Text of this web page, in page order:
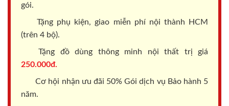
gói.
Tặng phụ kiện, giao miễn phí nội thành HCM
(trên 4 bộ).
Tặng đồ dùng thông minh nội thất trị giá
250.000đ.
Cơ hội nhận ưu đãi 50% Gói dịch vụ Bảo hành 5
năm.